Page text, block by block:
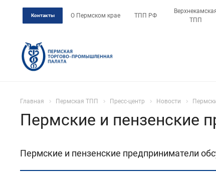
Контакты О Пермском крае ТПП РФ
ТПП
Главная Пермская ТПП Пресс-центр Новости
Пермские и пензенские
Пермские и пензенские предприниматели